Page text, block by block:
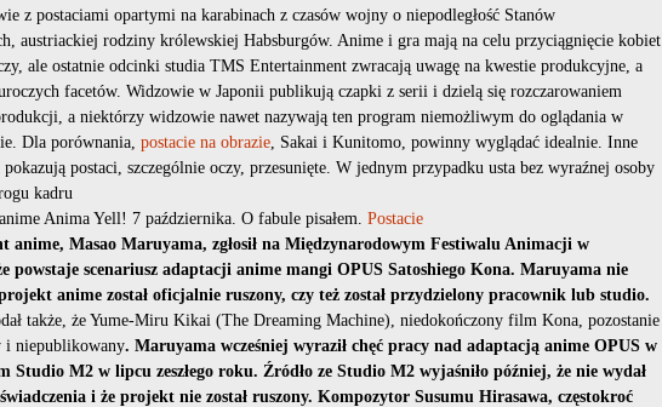
z postaciami opartymi na karabinach z czasów wojny o niepodległość Stanów
austriackiej rodziny królewskiej Habsburgów. Anime i gra mają na celu przyciągnięcie kobiet
ale ostatnie odcinki studia TMS Entertainment zwracają uwagę na kwestie produkcyjne, a
facetów. Widzowie w Japonii publikują czapki z serii i dzielą się rozczarowaniem
a niektórzy widzowie nawet nazywają ten program niemożliwym do oglądania w
Dla porównania, postacie na obrazie, Sakai i Kunitomo, powinny wyglądać idealnie. Inne
postaci, szczególnie oczy, przesunięte. W jednym przypadku usta bez wyraźnej osoby
kadru
Anima Yell! 7 października. O fabule pisałem. Postacie
anime, Masao Maruyama, zgłosił na Międzynarodowym Festiwalu Animacji w
powstaje scenariusz adaptacji anime mangi OPUS Satoshiego Kona. Maruyama nie
anime został oficjalnie ruszony, czy też został przydzielony pracownik lub studio.
także, że Yume-Miru Kikai (The Dreaming Machine), niedokończony film Kona, pozostanie
i niepublikowany. Maruyama wcześniej wyraził chęć pracy nad adaptacją anime OPUS w
Studio M2 w lipcu zeszłego roku. Źródło ze Studio M2 wyjaśniło później, że nie wydał
i że projekt nie został ruszony. Kompozytor Susumu Hirasawa, częstokroć